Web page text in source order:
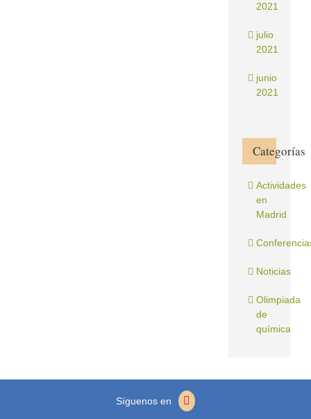
2021
julio
2021
junio
2021
Categorías
Actividades
en
Madrid
Noticias
Olimpiada
de
química
Síguenos en